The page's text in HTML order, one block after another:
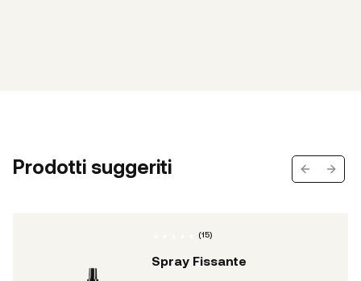
Prodotti suggeriti Previous
Next
(15)
Spray Fissante